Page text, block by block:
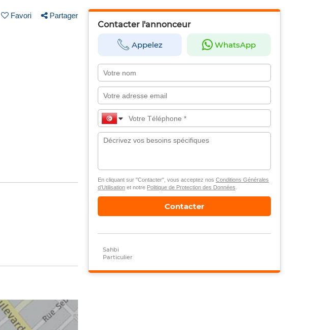
Favori Partager
Contacter l'annonceur
Appelez WhatsApp
En cliquant sur "Contacter", vous acceptez nos Conditions Générales
d’Utilisationet notre Politique de Protection des Données
Contacter
Sahbi
Particulier